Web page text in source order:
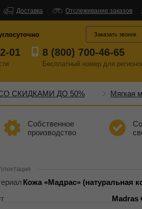
Доставка Отслеживание заказов
01 8 (800) 700-46-65
Бесплатный номер для
Заказать звонок
СО СКИДКАМИ ДО 50% Мягкая
Собственное
производство
Кожа «Мадрас» (натуральная